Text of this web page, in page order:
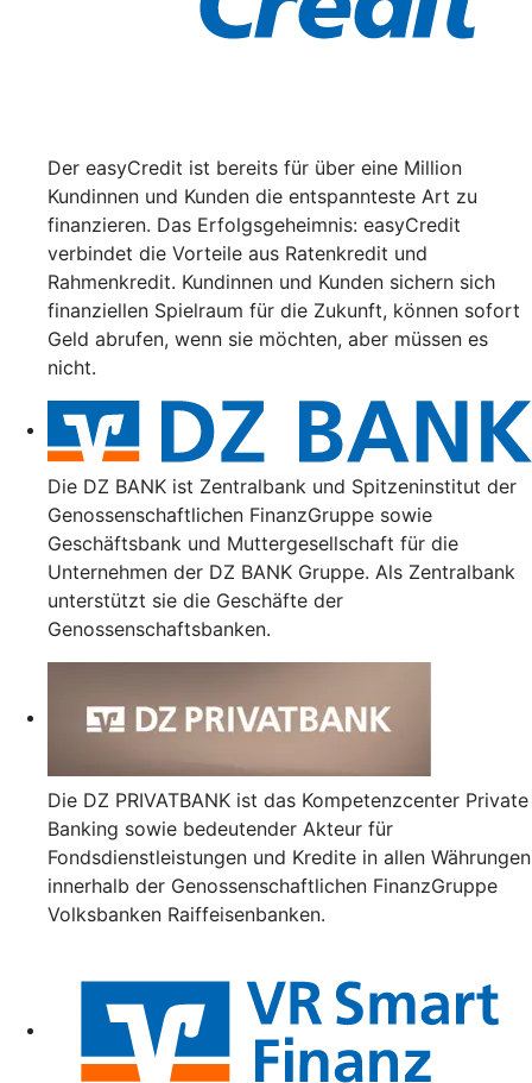
Der easyCredit ist bereits für über eine Million
Kundinnen und Kunden die entspannteste Art zu
finanzieren. Das Erfolgsgeheimnis: easyCredit
verbindet die Vorteile aus Ratenkredit und
Rahmenkredit. Kundinnen und Kunden sichern sich
finanziellen Spielraum für die Zukunft, können sofort
Geld abrufen, wenn sie möchten, aber müssen es
nicht.
Die DZ BANK ist Zentralbank und Spitzeninstitut der
Genossenschaftlichen FinanzGruppe sowie
Geschäftsbank und Muttergesellschaft für die
Unternehmen der DZ BANK Gruppe. Als Zentralbank
unterstützt sie die Geschäfte der
Genossenschaftsbanken.
Die DZ PRIVATBANK ist das Kompetenzcenter Private
Banking sowie bedeutender Akteur für
Fondsdienstleistungen und Kredite in allen Währungen
innerhalb der Genossenschaftlichen FinanzGruppe
Volksbanken Raiffeisenbanken.